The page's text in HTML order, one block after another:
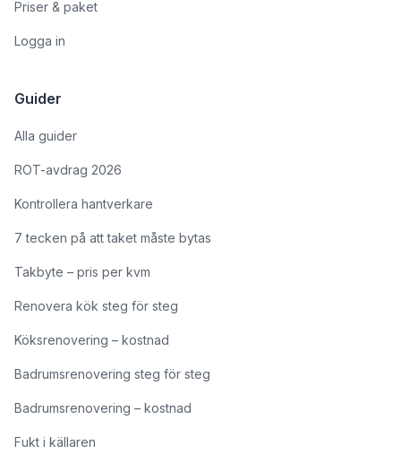
Priser & paket
Logga in
Guider
Alla guider
ROT-avdrag 2026
Kontrollera hantverkare
7 tecken på att taket måste bytas
Takbyte – pris per kvm
Renovera kök steg för steg
Köksrenovering – kostnad
Badrumsrenovering steg för steg
Badrumsrenovering – kostnad
Fukt i källaren